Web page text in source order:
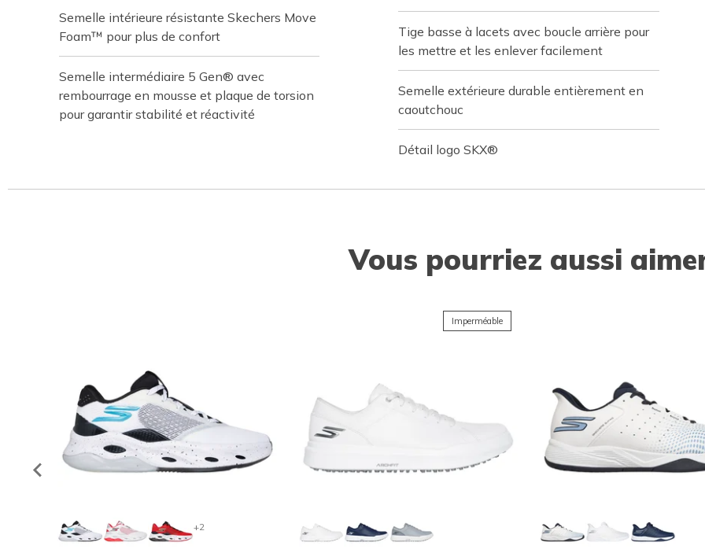
Semelle intérieure résistante Skechers Move
Foam™ pour plus de confort
Semelle intermédiaire 5 Gen® avec
rembourrage en mousse et plaque de torsion
pour garantir stabilité et réactivité
Tige basse à lacets avec boucle arrière pour
les mettre et les enlever facilement
Semelle extérieure durable entièrement en
caoutchouc
Détail logo SKX®
Vous pourriez aussi
+2
Imperméable